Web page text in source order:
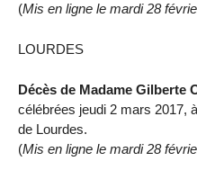
(Mis en ligne le mardi 28
LOURDES
Décès de Madame Gilberte
célébrées jeudi 2 mars 2017,
de Lourdes.
(Mis en ligne le mardi 28